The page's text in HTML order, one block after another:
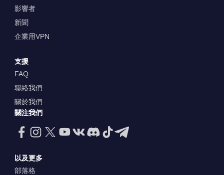
影響者
新聞
企業用VPN
支援
FAQ
聯絡我們
關於我們
關注我們
以及更多
部落格